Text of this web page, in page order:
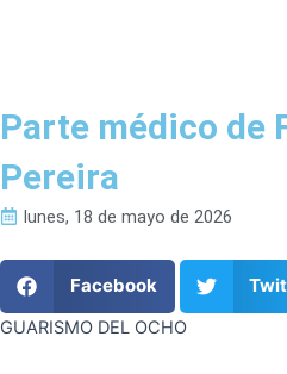
Parte médico de
Pereira
lunes, 18 de mayo de 2026
Facebook
GUARISMO DEL OCHO